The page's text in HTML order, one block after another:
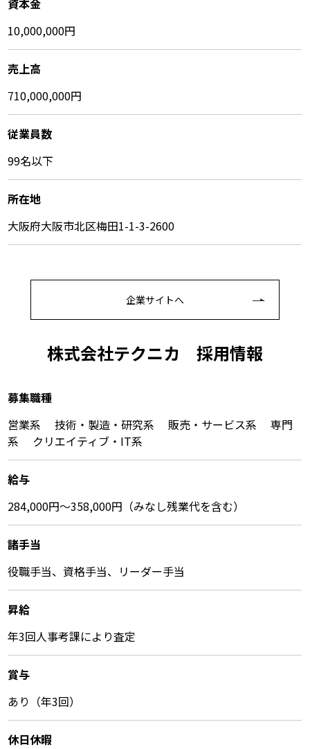
資本金
10,000,000円
売上高
710,000,000円
従業員数
99名以下
所在地
大阪府大阪市北区梅田1-1-3-2600
企業サイトへ
株式会社テクニカ 採⽤情報
募集職種
営業系 技術・製造・研究系 販売・サービス系 専⾨
系 クリエイティブ・IT系
給与
284,000円～358,000円（みなし残業代を含む）
諸⼿当
役職手当、資格手当、リーダー手当
昇給
年3回人事考課により査定
賞与
あり（年3回）
休⽇休暇